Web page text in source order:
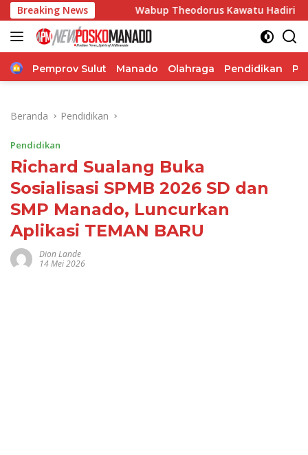
Langsung
ke
konten
Breaking News
Wabup Theodorus Kawatu Hadiri HUT ke-166 Desa
Home
Pemprov Sulut Manado Olahraga Pendidikan
Beranda Pendidikan
Pendidikan
Richard Sualang Buka
Sosialisasi SPMB 2026 SD dan
SMP Manado, Luncurkan
Aplikasi TEMAN BARU
Dion Lande
14 Mei 2026